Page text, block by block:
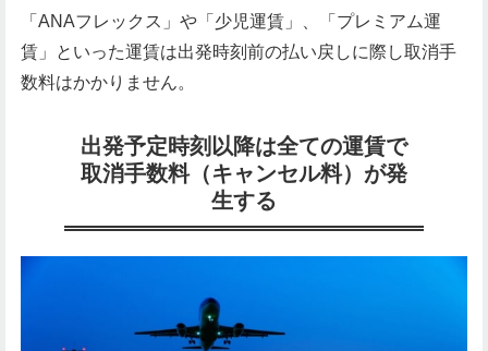
「ANAフレックス」や「少児運賃」、「プレミアム運
賃」といった運賃は出発時刻前の払い戻しに際し取消手
数料はかかりません。
出発予定時刻以降は全ての運賃で
取消手数料（キャンセル料）が発
生する